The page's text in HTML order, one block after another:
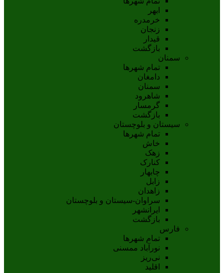
ابهر
خرمدره
زنجان
قيدار
بازگشت
سمنان
تمام شهر‌ها
دامغان
سمنان
شاهرود
گرمسار
بازگشت
سیستان و بلوچستان
تمام شهر‌ها
خاش
زهک
کنارک
چابهار
زابل
زاهدان
سراوان-سيستان و بلوچستان
ايرانشهر
بازگشت
فارس
تمام شهر‌ها
نورآباد ممسنی
نی‌ریز
اقلید